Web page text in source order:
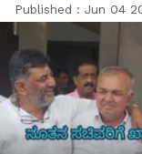
Published : Jun 04